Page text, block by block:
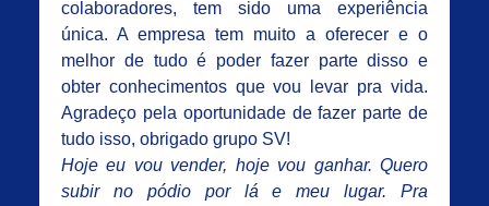
colaboradores, tem sido uma experiência
única. A empresa tem muito a oferecer e o
melhor de tudo é poder fazer parte disso e
obter conhecimentos que vou levar pra vida.
Agradeço pela oportunidade de fazer parte de
tudo isso, obrigado grupo SV!
Hoje eu vou vender, hoje vou ganhar. Quero
subir no pódio por lá e meu lugar. Pra